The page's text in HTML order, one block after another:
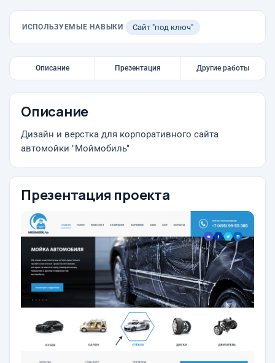
ИСПОЛЬЗУЕМЫЕ НАВЫКИ Сайт "под ключ"
Описание Презентация Другие работы
Описание
Дизайн и верстка для корпоративного сайта
автомойки "Моймобиль"
Презентация проекта